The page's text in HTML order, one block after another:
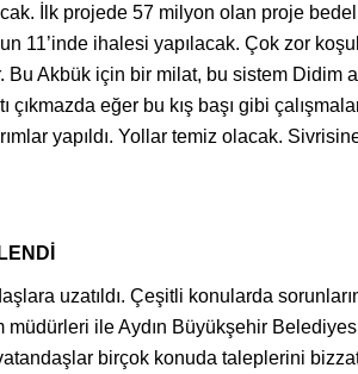
İlk projede 57 milyon olan proje
11’inde ihalesi yapılacak. Çok zor
Akbük için bir milat, bu sistem Didim
çıkmazda eğer bu kış başı gibi
yapıldı. Yollar temiz olacak.
uzatıldı. Çeşitli konularda
ile Aydın Büyükşehir
birçok konuda taleplerini